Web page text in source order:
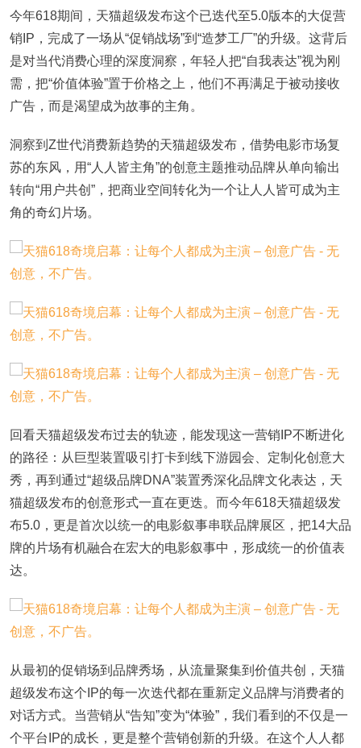
今年618期间，天猫超级发布这个已迭代至5.0版本的大促营
销IP，完成了一场从“促销战场”到“造梦工厂”的升级。这背后
是对当代消费心理的深度洞察，年轻人把“自我表达”视为刚
需，把“价值体验”置于价格之上，他们不再满足于被动接收
广告，而是渴望成为故事的主角。
洞察到 Z世代消费新趋势的天猫超级发布，借势电影市场复
苏的东风，用“人人皆主角”的创意主题推动品牌从单向输出
转向“用户共创”，把商业空间转化为一个让人人皆可成为主
角的奇幻片场。
回看天猫超级发布过去的轨迹，能发现这一营销 IP不断进化
的路径：从巨型装置吸引打卡到线下游园会、定制化创意大
秀，再到通过“超级品牌DNA”装置秀深化品牌文化表达，天
猫超级发布的创意形式一直在更迭。而今年618天猫超级发
布5.0，更是首次以统一的电影叙事串联品牌展区，把14大品
牌的片场有机融合在宏大的电影叙事中，形成统一的价值表
达。
从最初的促销场到品牌秀场，从流量聚集到价值共创，天猫
超级发布这个 IP的每一次迭代都在重新定义品牌与消费者的
对话方式。当营销从“告知”变为“体验”，我们看到的不仅是一
个平台IP的成长，更是整个营销创新的升级。在这个人人都